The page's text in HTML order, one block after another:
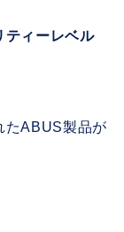
ィーレベル
たABUS製品が